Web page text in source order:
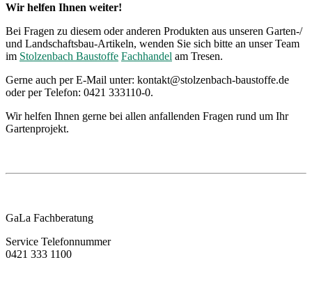
Wir helfen Ihnen weiter!
Bei Fragen zu diesem oder anderen Produkten aus unseren Garten-/
und Landschaftsbau-Artikeln, wenden Sie sich bitte an unser Team
im Stolzenbach Baustoffe Fachhandel am Tresen.
Gerne auch per E-Mail unter: kontakt@stolzenbach-baustoffe.de
oder per Telefon: 0421 333110-0.
Wir helfen Ihnen gerne bei allen anfallenden Fragen rund um Ihr
Gartenprojekt.
GaLa Fachberatung
Service Telefonnummer
0421 333 1100